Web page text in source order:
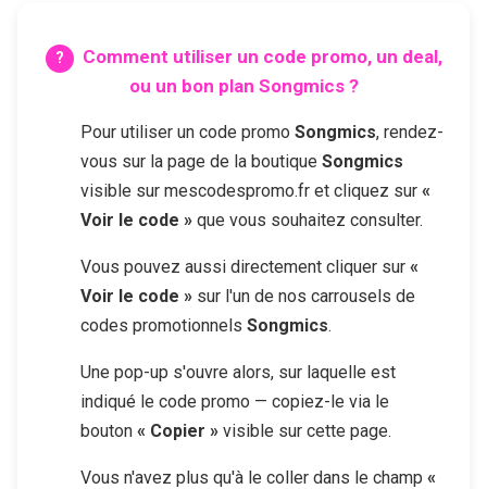
Comment utiliser un code promo, un deal,
ou un bon plan Songmics?
Pour utiliser un code promo Songmics, rendez-
vous sur la page de la boutique Songmics
visible sur mescodespromo.fr et cliquez sur «
Voir le code » que vous souhaitez consulter.
Vous pouvez aussi directement cliquer sur «
Voir le code » sur l'un de nos carrousels de
codes promotionnels Songmics.
Une pop-up s'ouvre alors, sur laquelle est
indiqué le code promo — copiez-le via le
bouton « Copier » visible sur cette page.
Vous n'avez plus qu'à le coller dans le champ «